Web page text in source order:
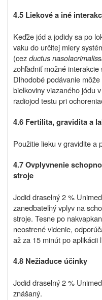
4.5 Liekové a iné
Keďže jód a jodidy sa po
vaku do určitej miery
(cezductus nasolacrimalis
zohľadniť možné
Dlhodobé podávanie
bielkoviny viazaného jódu
radiojod testu pri
4.6 Fertilita, gravidita a
Použitie lieku v gravidite a
4.7 Ovplyvnenie
stroje
Jodid draselný 2 %
zanedbateľný vplyv na
stroje. Tesne po
neostrené videnie,
až za 15 minút po aplikácii
4.8 Nežiaduce účinky
Jodid draselný 2 %
znášaný.